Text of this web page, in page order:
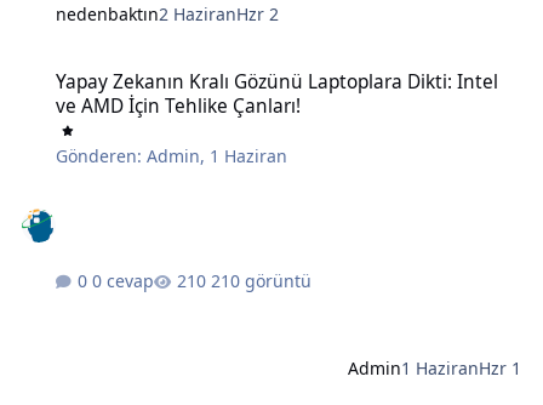
nedenbaktın2 HaziranHzr 2
Yapay Zekanın Kralı Gözünü Laptoplara Dikti: Intel
ve AMD İçin Tehlike Çanları!
Gönderen:Admin, 1 Haziran
0 cevap 210 görüntü
Admin1 HaziranHzr 1